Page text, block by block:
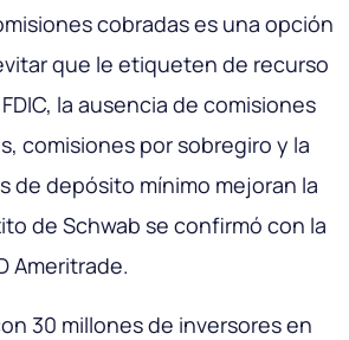
cobradas es una opción
que le etiqueten de recurso
la ausencia de comisiones
comisiones por sobregiro y la
de depósito mínimo mejoran la
de Schwab se confirmó con la
Ameritrade.
30 millones de inversores en